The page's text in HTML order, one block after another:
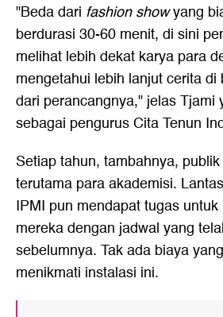
"Beda dari fashion showyang
berdurasi 30-60 menit, di sini
melihat lebih dekat karya para
mengetahui lebih lanjut cerita
dari perancangnya," jelas Tjami
sebagai pengurus Cita Tenun
Setiap tahun, tambahnya,
terutama para akademisi.
IPMI pun mendapat tugas
mereka dengan jadwal yang
sebelumnya. Tak ada biaya
menikmati instalasi ini.